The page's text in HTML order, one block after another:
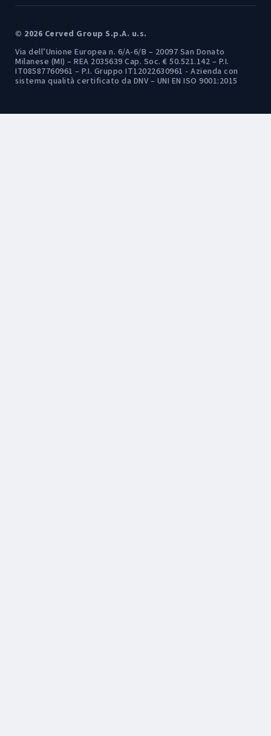
© 2026 Cerved Group S.p.A. u.s.
Via dell’Unione Europea n. 6/A-6/B – 20097 San Donato
Milanese (MI) – REA 2035639 Cap. Soc. € 50.521.142 – P.I.
IT08587760961 – P.I. Gruppo IT12022630961 - Azienda con
sistema qualità certificato da DNV – UNI EN ISO 9001:2015